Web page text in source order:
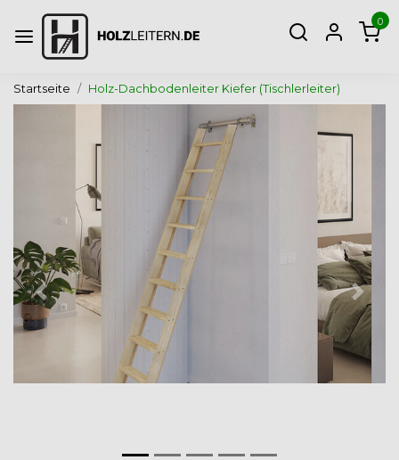
0
Startseite Holz-Dachbodenleiter Kiefer (Tischlerleiter)
Zurück